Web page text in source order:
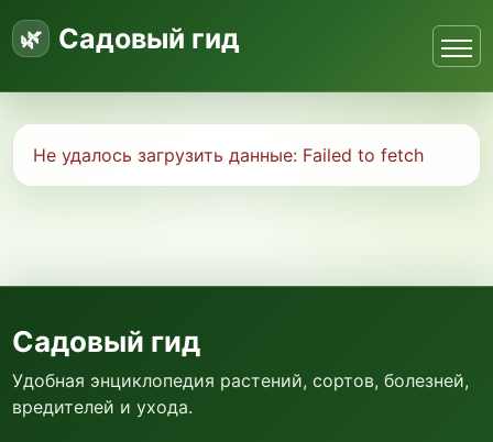
Садовый гид
Не удалось загрузить данные: Failed to fetch
Садовый гид
Удобная энциклопедия растений, сортов, болезней,
вредителей и ухода.